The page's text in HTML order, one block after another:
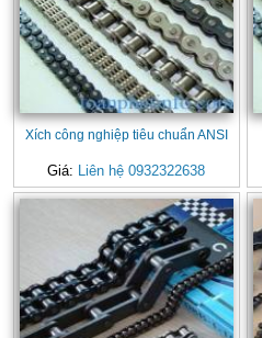
Xích công nghiệp tiêu chuẩn ANSI
Giá: Liên hệ 0932322638